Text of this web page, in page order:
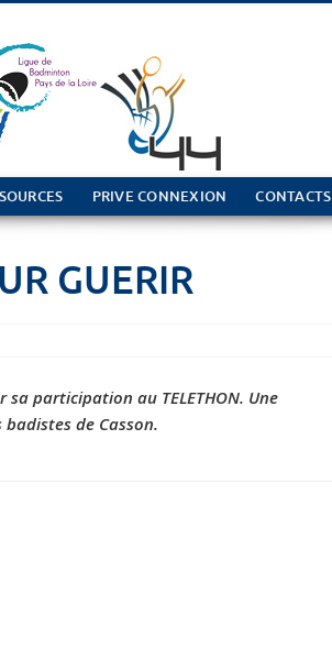
PRIVE CONNEXION CONTACTS
GUERIR
participation au TELETHON. Une
de Casson.